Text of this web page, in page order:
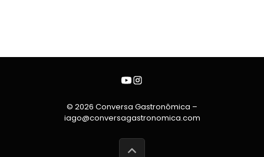
© 2026 Conversa Gastronômica –
iago@conversagastronomica.com